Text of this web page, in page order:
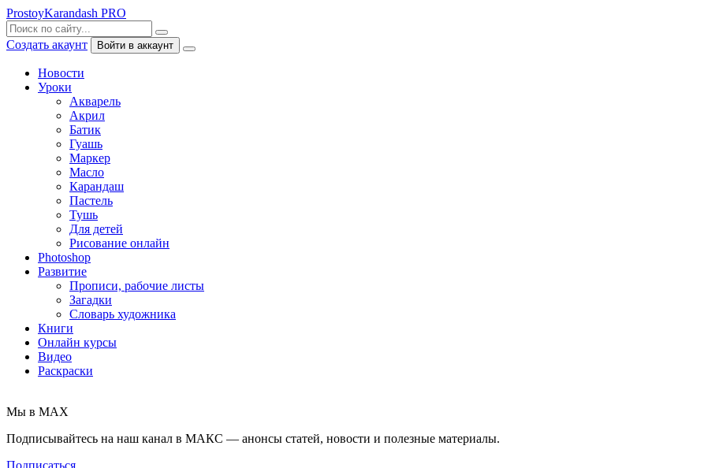
ProstoyKarandash PRO
Создать акаунт Войти в аккаунт
Новости
Уроки
Акварель
Акрил
Батик
Гуашь
Маркер
Масло
Карандаш
Пастель
Тушь
Для детей
Рисование онлайн
Photoshop
Развитие
Прописи, рабочие листы
Загадки
Словарь художника
Книги
Онлайн курсы
Видео
Раскраски
Мы в MAX
Подписывайтесь на наш канал в МАКС — анонсы статей, новости и полезные материалы.
Подписаться